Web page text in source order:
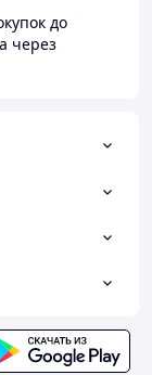
до
через